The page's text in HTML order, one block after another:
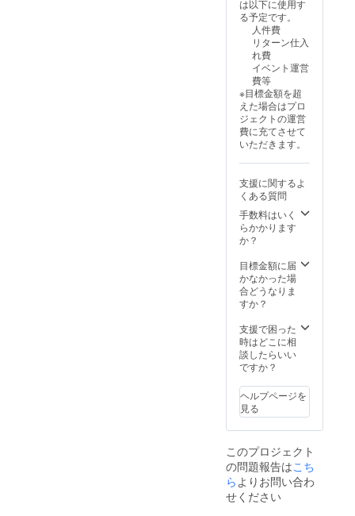
自ら考え、
判断する力
を身につけ
ることは、
これからの
時代を生き
抜く上で不
可欠です。
しかし、従
来の講義形
式のキャリ
ア教育で
は、子ども
的な学びを
引き出すこ
とが難しい
と感じてい
ます。私の
これまでの
生支援で
培ってきた
知見を活か
し、この現
状を変えた
い。子ども
たちが未来
は以下に使用す
る予定です。
人件費
リターン仕入
れ費
イベント運営
費等
※目標金額を超
えた場合はプロ
ジェクトの運営
費に充てさせて
いただきます。
支援に関するよ
くある質問
手数料はいく
らかかります
か？
目標金額に届
かなかった場
合どうなりま
すか？
支援で困った
時はどこに相
談したらいい
ですか？
ヘルプページを
見る
このプロジェクト
の問題報告はこち
ら よりお問い合わ
せください